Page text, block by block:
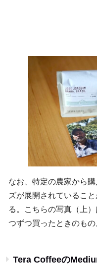
なお、特定の農家から
ズが展開されているこ
る。こちらの写真（上
つずつ買ったときのもの
Tera Coffeeの